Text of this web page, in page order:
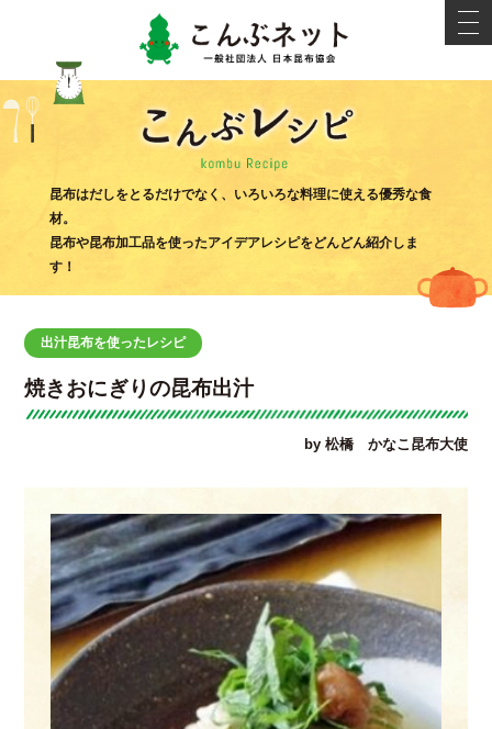
こんぶ
こんぶ
昆布はだしをとるだけでなく、いろいろな料理に使える優秀な食
材。
昆布や昆布加工品を使ったアイデアレシピをどんどん紹介しま
す！
出汁昆布を使ったレシピ
焼きおにぎりの昆布出汁
by 松橋 かなこ昆布大使
t
o
g
n